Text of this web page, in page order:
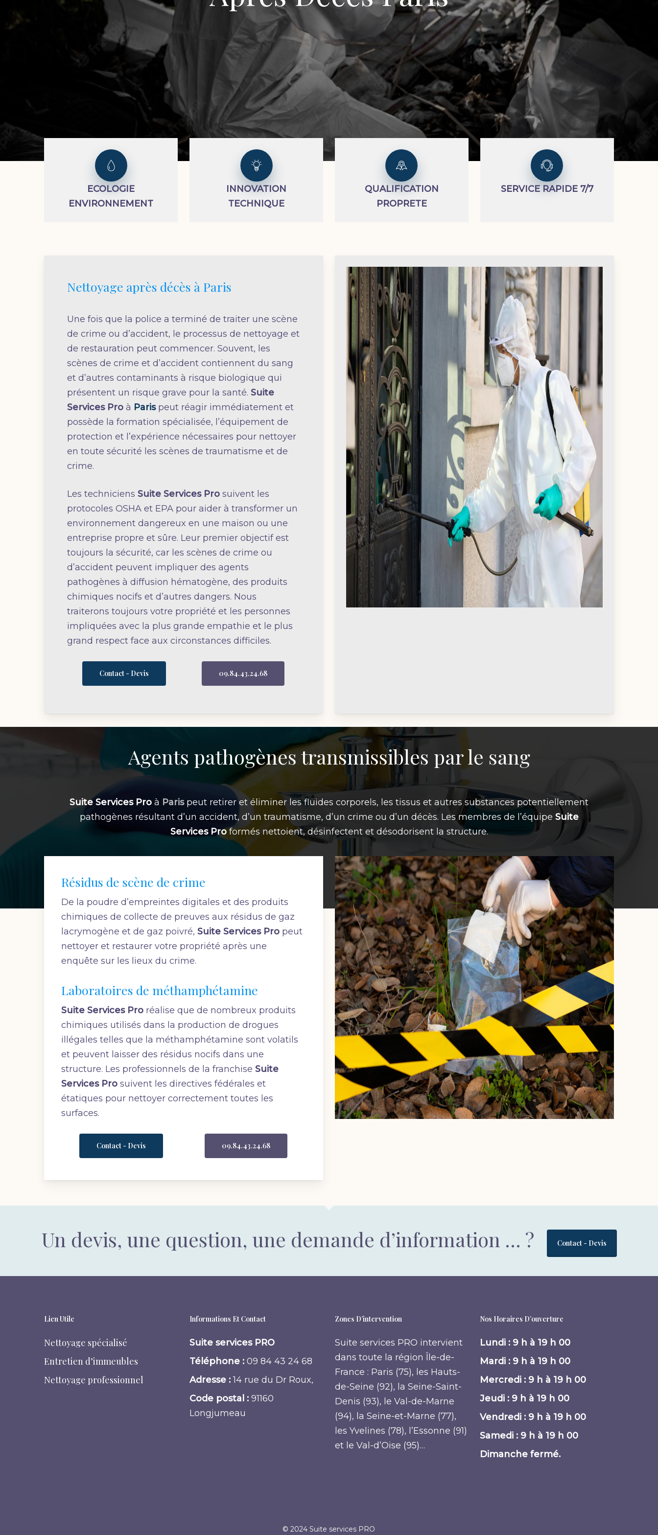
ECOLOGIE
ENVIRONNEMENT
INNOVATION
TECHNIQUE
QUALIFICATION
PROPRETE
SERVICE RAPIDE 7/7
Nettoyage après décès à Paris
Une fois que la police a terminé de traiter une scène
de crime ou d’accident, le processus de nettoyage et
de restauration peut commencer. Souvent, les
scènes de crime et d’accident contiennent du sang
et d’autres contaminants à risque biologique qui
présentent un risque grave pour la santé. Suite
Services Proà Parispeut réagir immédiatement et
possède la formation spécialisée, l’équipement de
protection et l’expérience nécessaires pour nettoyer
en toute sécurité les scènes de traumatisme et de
crime.
Les techniciens Suite Services Prosuivent les
protocoles OSHA et EPA pour aider à transformer un
environnement dangereux en une maison ou une
entreprise propre et sûre. Leur premier objectif est
toujours la sécurité, car les scènes de crime ou
d’accident peuvent impliquer des agents
pathogènes à diffusion hématogène, des produits
chimiques nocifs et d’autres dangers. Nous
traiterons toujours votre propriété et les personnes
impliquées avec la plus grande empathie et le plus
grand respect face aux circonstances difficiles.
Contact - Devis 09.84.43.24.68
Agents pathogènes transmissibles par le sang
Suite Services Pro à Parispeut retirer et éliminer les fluides corporels, les tissus et autres substances potentiellement
pathogènes résultant d’un accident, d’un traumatisme, d’un crime ou d’un décès. Les membres de l’équipe Suite
Services Proformés nettoient, désinfectent et désodorisent la structure.
Résidus de scène de crime
De la poudre d’empreintes digitales et des produits
chimiques de collecte de preuves aux résidus de gaz
lacrymogène et de gaz poivré,Suite Services Pro peut
nettoyer et restaurer votre propriété après une
enquête sur les lieux du crime.
Laboratoires de méthamphétamine
Suite Services Pro réalise que de nombreux produits
chimiques utilisés dans la production de drogues
illégales telles que la méthamphétamine sont volatils
et peuvent laisser des résidus nocifs dans une
structure. Les professionnels de la franchiseSuite
Services Pro suivent les directives fédérales et
étatiques pour nettoyer correctement toutes les
surfaces.
Contact - Devis 09.84.43.24.68
Un devis, une question, une demande d’information … ? Contact - Devis
Lien Utile
Nettoyage spécialisé
Entretien d’immeubles
Nettoyage professionnel
Informations Et Contact
Suite services PRO
Téléphone :09 84 43 24 68
Adresse :14 rue du Dr Roux,
Code postal : 91160
Longjumeau
Zones D’intervention
Suite services PRO intervient
dans toute la région Île-de-
France : Paris (75), les Hauts-
de-Seine (92), la Seine-Saint-
Denis (93), le Val-de-Marne
(94), la Seine-et-Marne (77),
les Yvelines (78), l’Essonne (91)
et le Val-d’Oise (95)…
Nos Horaires D’ouverture
Lundi : 9 h à 19 h 00
Mardi : 9 h à 19 h 00
Mercredi : 9 h à 19 h 00
Jeudi : 9 h à 19 h 00
Vendredi : 9 h à 19 h 00
Samedi : 9 h à 19 h 00
Dimanche fermé.
© 2024 Suite services PRO